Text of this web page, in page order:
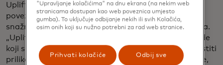
Uplift meetup još je jednom potvrdio koliko je važno
povezivati poduzetnike, kroz edukaciju i stvaranje
snažne zajednice. Svjedoče tome i iskustva sudionika.
„Uplift meetup bio je pun pogodak – slušali smo ljude
koji su dokazali da se uspjeh postiže ako znaš iskoristiti
prilike. Kroz edukaciju sam upoznala druge Upliftere,
"Upravljanje kolačićima" na dnu ekrana (na nekim web
stranicama dostupan kao web poveznica umjesto
gumba). To uključuje odbijanje nekih ili svih Kolačića,
osim onih koji su nužno potrebni za rad web stranice.
Prihvati kolačiće Odbij sve